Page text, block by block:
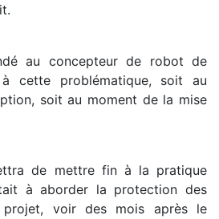
au concepteur de robot de
cette problématique, soit au
soit au moment de la mise
de mettre fin à la pratique
à aborder la protection des
voir des mois après le